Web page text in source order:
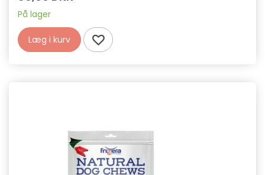
På lager
Læg i kurv